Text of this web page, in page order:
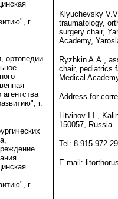
г.
ортопедии
г.
г.
Klyuchevsky
traumatology,
surgery chair,
Academy,
Ryzhkin A.A.,
chair, pediatrics
Medical
Address for
Litvinov I.I.,
150057, Russia.
Tel: 8-915-972-
E-mail: